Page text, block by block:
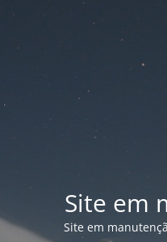
Site em
Site em